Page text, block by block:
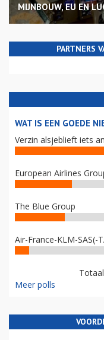
MIJNBOUW, EU EN
PARTNERS
WAT IS EEN GOEDE
Verzin alsjeblieft iets
European Airlines
The Blue Group
Air-France-KLM-SAS(-
Meer polls